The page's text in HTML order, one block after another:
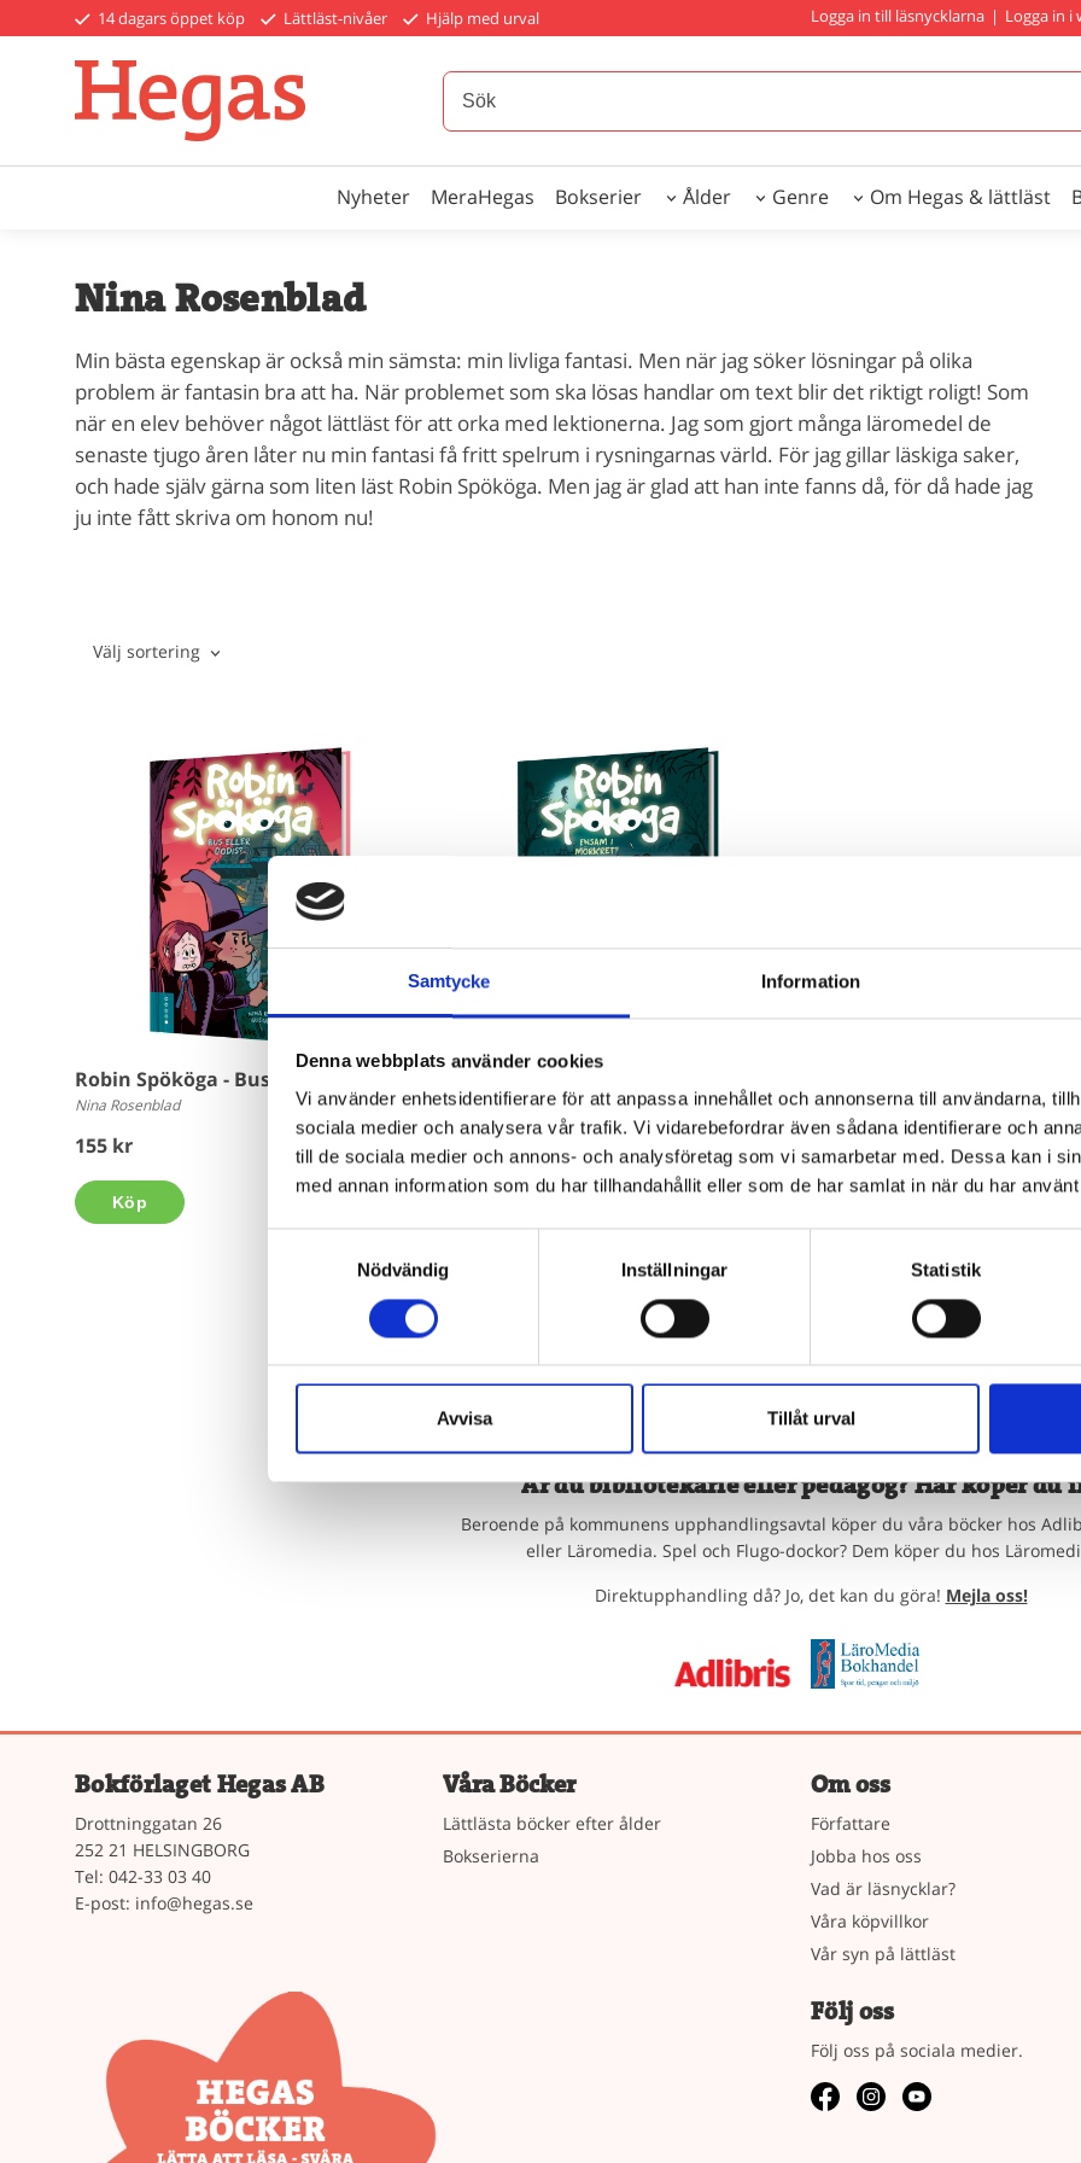
Samtycke Information
Denna webbplats använder cookies
Vi använder enhetsidentifierare för att anpassa innehållet och annonserna till användarna,
sociala medier och analysera vår trafik. Vi vidarebefordrar även sådana identifierare och
till de sociala medier och annons- och analysföretag som vi samarbetar med. Dessa kan i
med annan information som du har tillhandahållit eller som de har samlat in när du har
Nödvändig
Inställningar Statistik
Avvisa Tillåt urval
14 dagars öppet köp Lättläst-nivåer Hjälp med urval Logga in till läsnycklarna | Logga in i
Nyheter MeraHegas Bokserier Ålder Genre Om Hegas & lättläst
Nina Rosenblad
Min bästa egenskap är också min sämsta: min livliga fantasi. Men när jag söker lösningar på olika
problem är fantasin bra att ha. När problemet som ska lösas handlar om text blir det riktigt roligt! Som
när en elev behöver något lättläst för att orka med lektionerna. Jag som gjort många läromedel de
senaste tjugo åren låter nu min fantasi få fritt spelrum i rysningarnas värld. För jag gillar läskiga saker,
och hade själv gärna som liten läst Robin Spököga. Men jag är glad att han inte fanns då, för då hade jag
ju inte fått skriva om honom nu!
Välj sortering
Robin Spököga - Bus eller godis?
Nina Rosenblad
155 kr
Köp
Nina Rosenblad
155 kr
Är du bibliotekarie eller pedagog? Här köper du
Beroende på kommunens upphandlingsavtal köper du våra böcker hos
eller Läromedia. Spel och Flugo-dockor? Dem köper du hos
Direktupphandling då? Jo, det kan du göra! Mejla oss!
Bokförlaget Hegas AB
Drottninggatan 26
252 21 HELSINGBORG
Tel: 042-33 03 40
E-post: info@hegas.se
Våra Böcker
Lättlästa böcker efter ålder
Bokserierna
Om oss
Författare
Jobba hos oss
Vad är läsnycklar?
Våra köpvillkor
Vår syn på lättläst
Följ oss
Följ oss på sociala medier.